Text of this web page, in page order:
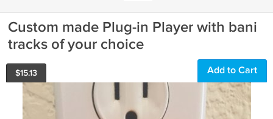
Custom made Plug-in Player with bani
tracks of your choice
$15.13 Add to Cart